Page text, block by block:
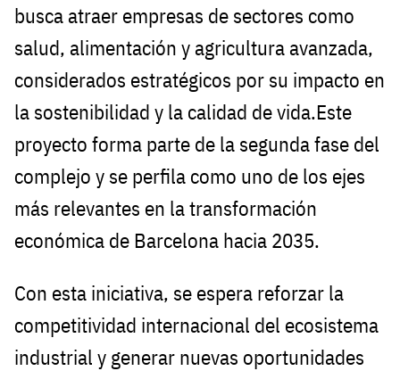
busca atraer empresas de sectores como
salud, alimentación y agricultura avanzada,
considerados estratégicos por su impacto en
la sostenibilidad y la calidad de vida.Este
proyecto forma parte de la segunda fase del
complejo y se perfila como uno de los ejes
más relevantes en la transformación
económica de Barcelona hacia 2035.
Con esta iniciativa, se espera reforzar la
competitividad internacional del ecosistema
industrial y generar nuevas oportunidades